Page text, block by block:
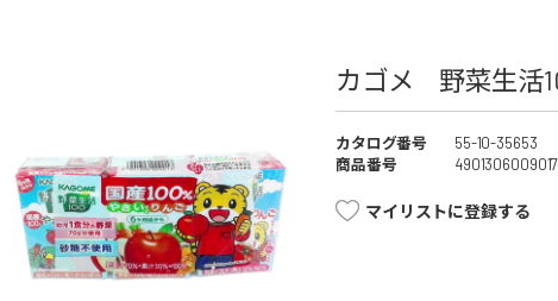
カゴメ 野菜生活
カタログ番号
55-10-35653
商品番号
4901306009017
マイリストに登録する